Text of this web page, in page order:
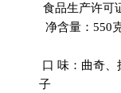
食品生产许可
净含量：550
口 味：曲奇
子